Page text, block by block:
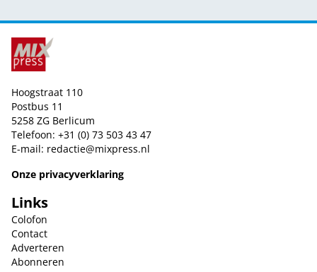
Hoogstraat 110
Postbus 11
5258 ZG Berlicum
Telefoon: +31 (0) 73 503 43 47
E-mail: redactie@mixpress.nl
Onze privacyverklaring
Links
Colofon
Contact
Adverteren
Abonneren